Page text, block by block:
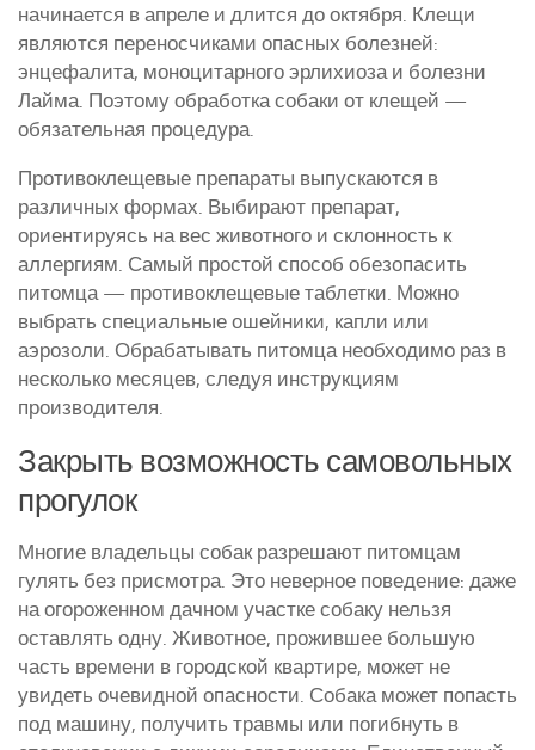
начинается в апреле и длится до октября. Клещи
являются переносчиками опасных болезней:
энцефалита, моноцитарного эрлихиоза и болезни
Лайма. Поэтому обработка собаки от клещей —
обязательная процедура.
Противоклещевые препараты выпускаются в
различных формах. Выбирают препарат,
ориентируясь на вес животного и склонность к
аллергиям. Самый простой способ обезопасить
питомца — противоклещевые таблетки. Можно
выбрать специальные ошейники, капли или
аэрозоли. Обрабатывать питомца необходимо раз в
несколько месяцев, следуя инструкциям
производителя.
Закрыть возможность самовольных
прогулок
Многие владельцы собак разрешают питомцам
гулять без присмотра. Это неверное поведение: даже
на огороженном дачном участке собаку нельзя
оставлять одну. Животное, прожившее большую
часть времени в городской квартире, может не
увидеть очевидной опасности. Собака может попасть
под машину, получить травмы или погибнуть в